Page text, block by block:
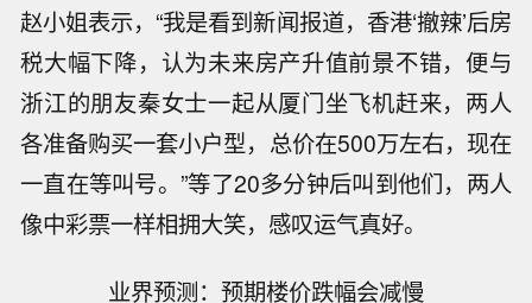
赵小姐表示，“我是看到新闻报道，香港‘撤辣’后房
税大幅下降，认为未来房产升值前景不错，便与
浙江的朋友秦女士一起从厦门坐飞机赶来，两人
各准备购买一套小户型，总价在500万左右，现在
一直在等叫号。”等了20多分钟后叫到他们，两人
像中彩票一样相拥大笑，感叹运气真好。
业界预测：预期楼价跌幅会减慢